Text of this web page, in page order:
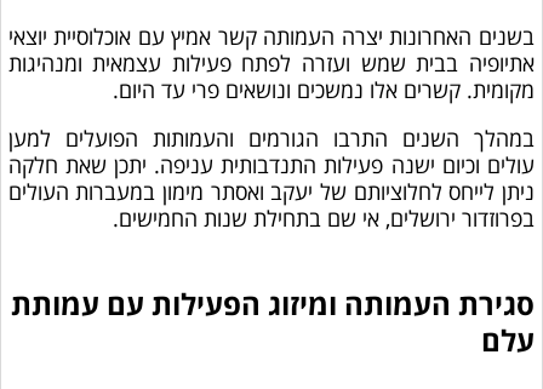
בשנים האחרונות יצרה העמותה קשר אמיץ עם אוכלוסיית יוצאי
אתיופיה בבית שמש ועזרה לפתח פעילות עצמאית ומנהיגות
מקומית. קשרים אלו נמשכים ונושאים פרי עד היום.
במהלך השנים התרבו הגורמים והעמותות הפועלים למען
עולים וכיום ישנה פעילות התנדבותית עניפה. יתכן שאת חלקה
ניתן לייחס לחלוציותם של יעקב ואסתר מימון במעברות העולים
בפרוזדור ירושלים, אי שם בתחילת שנות החמישים.
סגירת העמותה ומיזוג הפעילות עם עמותת
עלם